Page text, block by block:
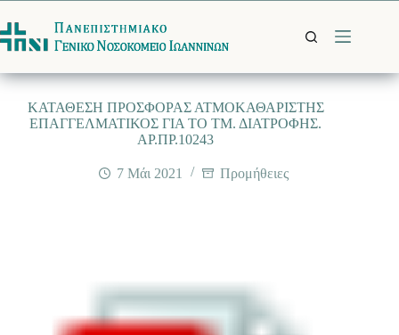
στο
περιεχόμενο
ΚΑΤΑΘΕΣΗ ΠΡΟΣΦΟΡΑΣ ΑΤΜΟΚΑΘΑΡΙΣΤΗΣ
ΕΠΑΓΓΕΛΜΑΤΙΚΟΣ ΓΙΑ ΤΟ ΤΜ. ΔΙΑΤΡΟΦΗΣ.
ΑΡ.ΠΡ.10243
7 Μάι 2021 Προμήθειες